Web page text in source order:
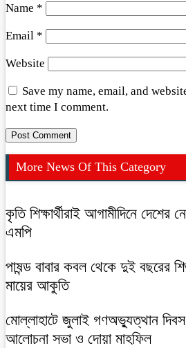
Name *
Email *
Website
Save my name, email, and
next time I comment.
More News Of This Category
কৃতি শিক্ষার্থীরাই আগামীদিনে দেশের
এমপি
পাষন্ড বাবার কবল থেকে দুই বছরের
মায়ের আকুতি
মোল্লাহাটে জুলাই গণঅভ্যুত্থান
আলোচনা সভা ও দোয়া মাহফিল